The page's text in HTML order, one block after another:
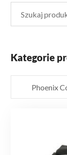
Kategorie